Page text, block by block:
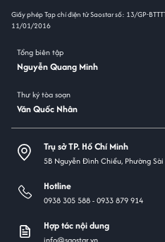
Giấy phép Tạp chí điện tử Saostar số: 13/GP-
11/01/2016
Tổng biên tập
Nguyễn Quang Minh
Thư ký tòa soạn
Văn Quốc Nhân
Trụ sở TP. Hồ Chí Minh
5B Nguyễn Đình Chiểu, Phường
Hotline
0938 305 588 -0933 879 914
Hợp tác nội dung